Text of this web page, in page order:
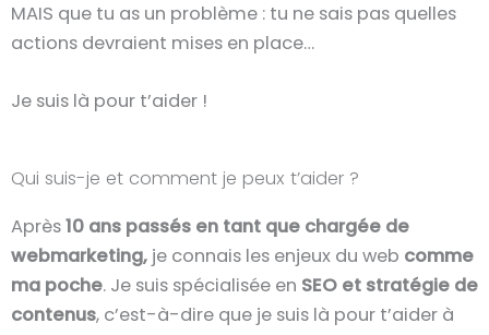
MAIS que tu as un problème : tu ne sais pas quelles
actions devraient mises en place…
Je suis là pour t’aider !
Qui suis-je et comment je peux t’aider ?
Après10 ans passés en tant que chargée de
webmarketing, je connais les enjeux du web comme
ma poche. Je suis spécialisée en SEO et stratégie de
contenus, c’est-à-dire que je suis là pour t’aider à